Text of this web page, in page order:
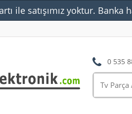
0 535
ile satışımız yoktur. Banka